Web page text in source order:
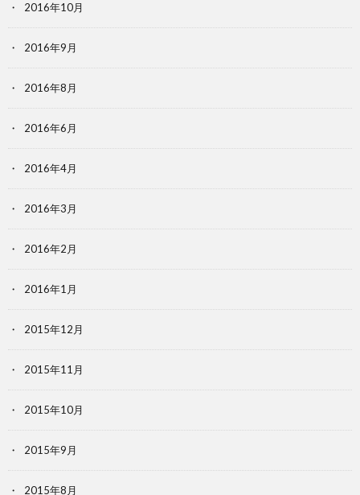
2016年10月
2016年9月
2016年8月
2016年6月
2016年4月
2016年3月
2016年2月
2016年1月
2015年12月
2015年11月
2015年10月
2015年9月
2015年8月